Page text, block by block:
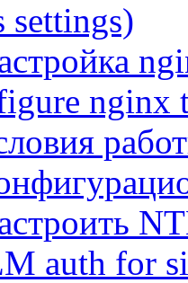
settings)
nginx
auth for